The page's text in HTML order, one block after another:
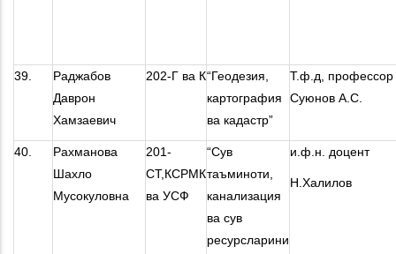
39.
Раджабов
Даврон
Хамзаевич
202-Г ва К“Геодезия,
картография
ва кадастр”
Т.ф.д, профессор
Суюнов А.С.
40.
Рахманова
Шахло
Мусокуловна
201-
СТ,КСРМК
ва УСФ
“Сув
таъминоти,
канализация
ва сув
ресурсларини
и.ф.н. доцент
Н.Халилов